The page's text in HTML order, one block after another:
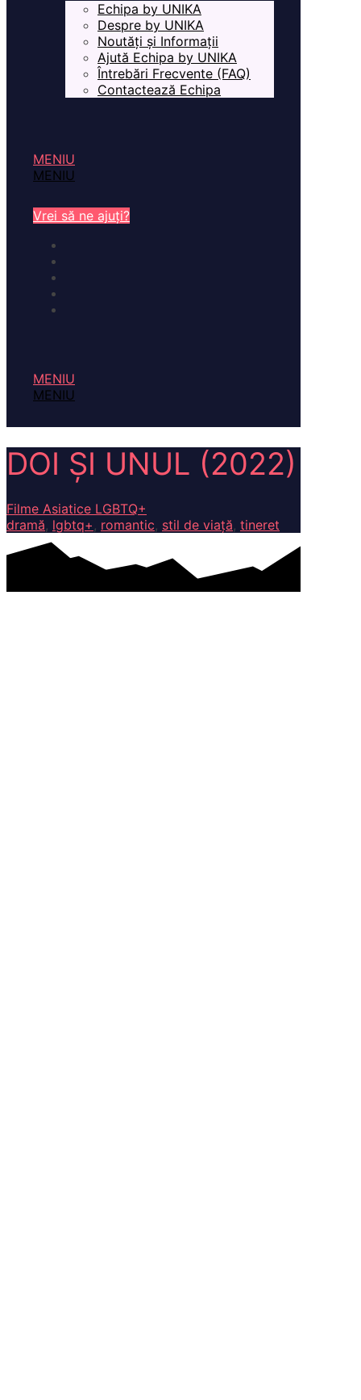
Echipa by UNIKA
Despre by UNIKA
Noutăți și Informații
Ajută Echipa by UNIKA
Întrebări Frecvente (FAQ)
Contactează Echipa
MENIU
MENIU
Vrei să ne ajuți?
MENIU
MENIU
DOI ȘI UNUL (2022)
Filme Asiatice LGBTQ+
dramă, lgbtq+ , romantic, stil de viață, tineret